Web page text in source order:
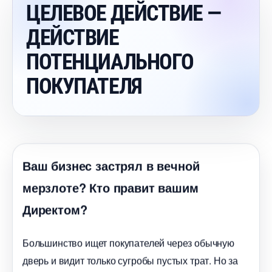
ЦЕЛЕВОЕ ДЕЙСТВИЕ —
ДЕЙСТВИЕ
ПОТЕНЦИАЛЬНОГО
ПОКУПАТЕЛЯ
аш бизнес застрял в вечной
мерзлоте? Кто правит вашим
Директом?
Большинство ищет покупателей через обычную
дверь и видит только сугробы пустых трат. Но за